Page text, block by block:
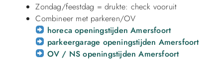
Zondag/feestdag = drukte: check vooruit
Combineer met parkeren/OV
horeca openingstijden Amersfoort
parkeergarage openingstijden Amersfoort
OV / NS openingstijden Amersfoort